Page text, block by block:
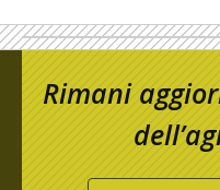
Rimani